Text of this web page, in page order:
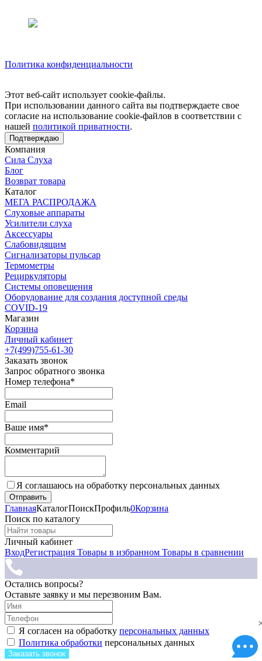
Политика конфиденциальности
Этот веб-сайт использует cookie-файлы.
При использовании данного сайта вы подтверждаете свое
согласие на использование cookie-файлов в соответствии с
нашей политикой приватности.
Подтверждаю
Компания
Сила Слуха
Блог
Возврат товара
Каталог
МЕГА РАСПРОДАЖА
Слуховые аппараты
Усилители слуха
Аксессуары
Слабовидящим
Сигнализаторы пульсар
Термометры
Рециркуляторы
Cистемы оповещения
Оборудование для создания доступной среды
COVID-19
Магазин
Корзина
Личный кабинет
+7(499)755-61-30
Заказать звонок
Запрос обратного звонка
Номер телефона*
Email
Ваше имя*
Комментарий
Я соглашаюсь на обработку персональных данных
ГлавнаяКаталогПоискПрофиль0Корзина
Поиск по каталогу
Личный кабинет
ВходРегистрация Товары в избранном Товары в сравнении
Остались вопросы?
Оставьте заявку и мы перезвоним Вам.
Я согласен на обработку персональных данных
Политика обработки персональных данных
Заказать звонок